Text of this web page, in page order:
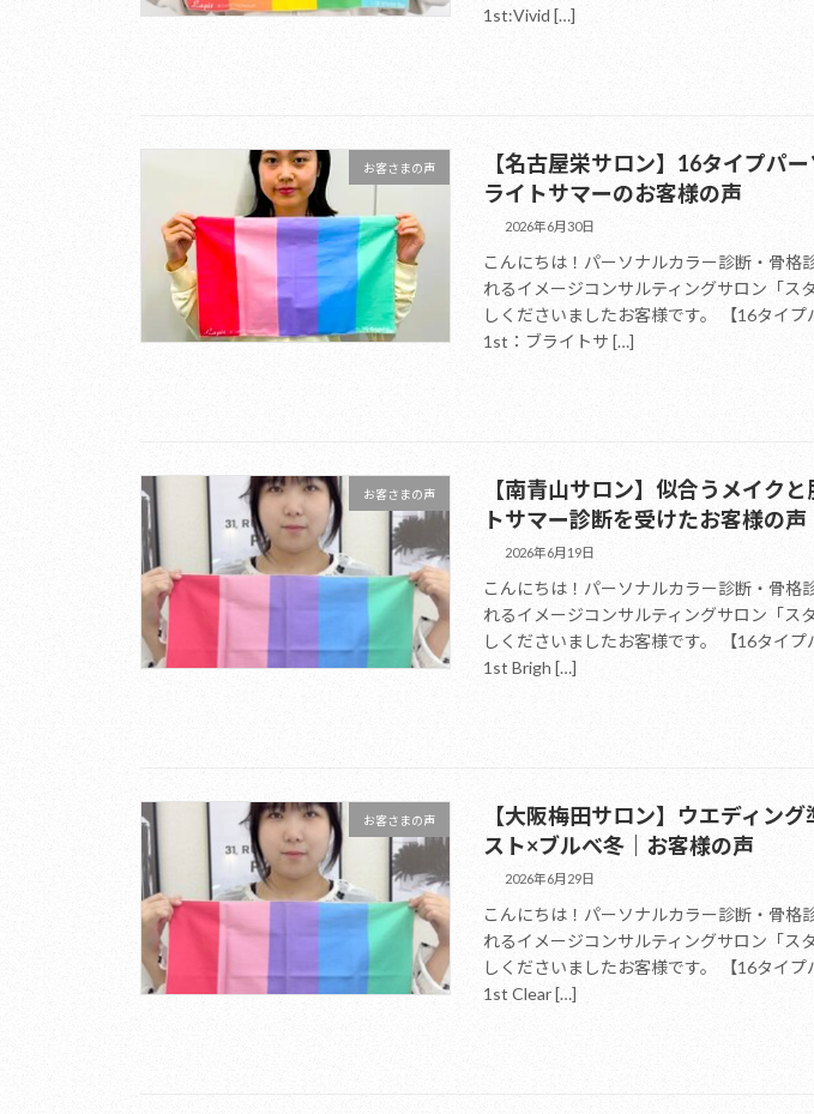
1st:Vivid […]
お客さまの声
【名古屋栄サロン】16タイプパ
ライトサマーのお客様の声
2026年6月30日
こんにちは！パーソナルカラー診断・骨格
れるイメージコンサルティングサロン「ス
しくださいましたお客様です。 【16タイプ
1st：ブライトサ […]
お客さまの声
【南青山サロン】似合うメイク
トサマー診断を受けたお客様の声
2026年6月19日
こんにちは！パーソナルカラー診断・骨格
れるイメージコンサルティングサロン「ス
しくださいましたお客様です。 【16タイプ
1st Brigh […]
お客さまの声
【大阪梅田サロン】ウエディン
スト×ブルべ冬｜お客様の声
2026年6月29日
こんにちは！パーソナルカラー診断・骨格
れるイメージコンサルティングサロン「ス
しくださいましたお客様です。 【16タイプ
1st Clear […]